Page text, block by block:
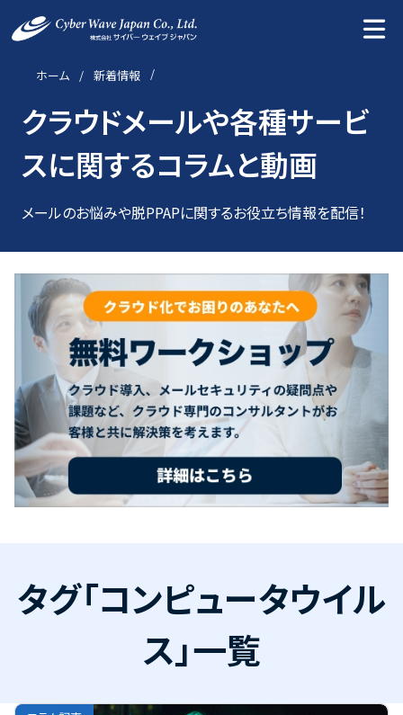
ホーム 新着情報
クラウドメールや各種サービ
スに関するコラムと動画
メールのお悩みや脱PPAPに関するお役立ち情報を配信！
タグ「コンピュータウイル
ス」一覧